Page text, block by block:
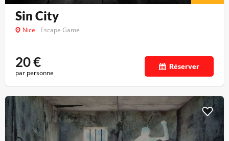
Sin City
Nice Escape Game
20€
par personne
Réserver